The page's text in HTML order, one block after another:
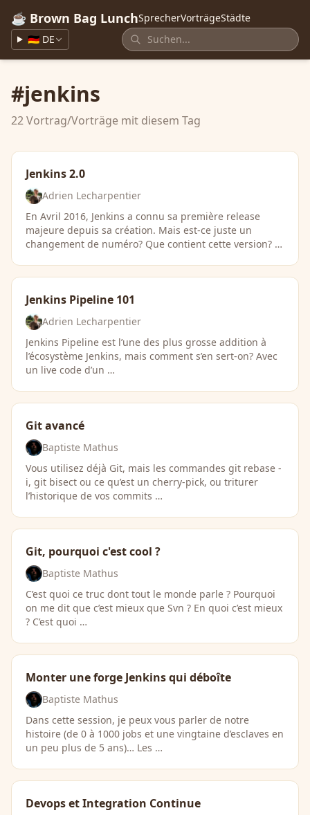
☕ Brown Bag LunchSprecherVorträgeStädte
🇩🇪 DE
#jenkins
22 Vortrag/Vorträge mit diesem Tag
Jenkins 2.0
Adrien Lecharpentier
En Avril 2016, Jenkins a connu sa première release
majeure depuis sa création. Mais est-ce juste un
changement de numéro? Que contient cette version? …
Jenkins Pipeline 101
Adrien Lecharpentier
Jenkins Pipeline est l’une des plus grosse addition à
l’écosystème Jenkins, mais comment s’en sert-on? Avec
un live code d’un …
Git avancé
Baptiste Mathus
Vous utilisez déjà Git, mais les commandes git rebase -
i, git bisect ou ce qu’est un cherry-pick, ou triturer
l’historique de vos commits …
Git, pourquoi c'est cool ?
Baptiste Mathus
C’est quoi ce truc dont tout le monde parle ? Pourquoi
on me dit que c’est mieux que Svn ? En quoi c’est mieux
? C’est quoi …
Monter une forge Jenkins qui déboîte
Baptiste Mathus
Dans cette session, je peux vous parler de notre
histoire (de 0 à 1000 jobs et une vingtaine d’esclaves en
un peu plus de 5 ans)… Les …
Devops et Integration Continue